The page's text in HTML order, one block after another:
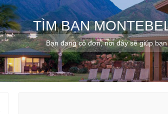
TÌM BẠN
Bạn đang cô đơn, nơi đây sẽ giúp